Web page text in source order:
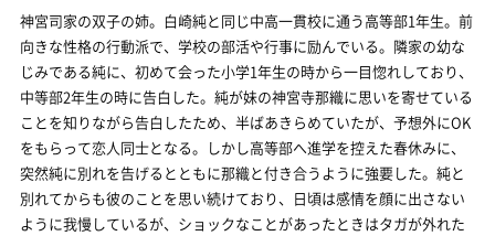
神宮司家の双子の姉。白崎純と同じ中高一貫校に通う高等部1年生。前
向きな性格の行動派で、学校の部活や行事に励んでいる。隣家の幼な
じみである純に、初めて会った小学1年生の時から一目惚れしており、
中等部2年生の時に告白した。純が妹の神宮寺那織に思いを寄せている
ことを知りながら告白したため、半ばあきらめていたが、予想外にOK
をもらって恋人同士となる。しかし高等部へ進学を控えた春休みに、
突然純に別れを告げるとともに那織と付き合うように強要した。純と
別れてからも彼のことを思い続けており、日頃は感情を顔に出さない
ように我慢しているが、ショックなことがあったときはタガが外れた